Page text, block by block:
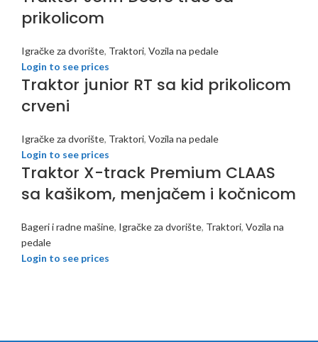
prikolicom
Igračke za dvorište, Traktori, Vozila na pedale
Login to see prices
Traktor junior RT sa kid prikolicom
crveni
Igračke za dvorište, Traktori, Vozila na pedale
Login to see prices
Traktor X-track Premium CLAAS
sa kašikom, menjačem i kočnicom
Bageri i radne mašine, Igračke za dvorište, Traktori, Vozila na
pedale
Login to see prices